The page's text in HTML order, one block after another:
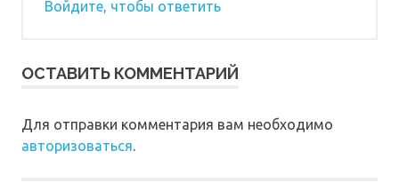
Войдите, чтобы ответить
ОСТАВИТЬ КОММЕНТАРИЙ
Для отправки комментария вам необходимо
авторизоваться.